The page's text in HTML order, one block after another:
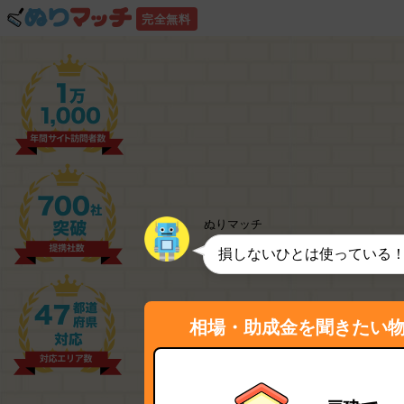
完全無料
損しないひとは使っている
ぬりマッチ
相場・助成金を聞きたい